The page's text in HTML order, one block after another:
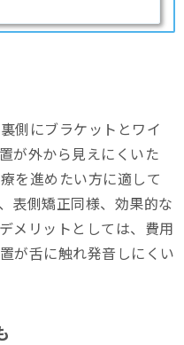
側にブラケットとワイ
が外から見えにくいた
を進めたい方に適して
表側矯正同様、効果的な
メリットとしては、費用
が舌に触れ発音しにくい